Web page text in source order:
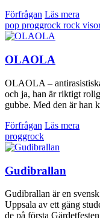
Förfrågan Läs mera
pop proggrock rock
OLAOLA
OLAOLA –
och ja, han är riktigt
gubbe. Med den är han
Förfrågan Läs mera
proggrock
Gudibrallan
Gudibrallan är en
Uppsala av ett gäng
de på första